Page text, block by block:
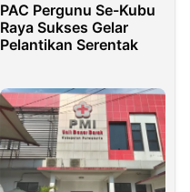
PAC Pergunu Se-Kubu
Raya Sukses Gelar
Pelantikan Serentak